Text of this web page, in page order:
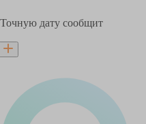
Точную дату сообщит